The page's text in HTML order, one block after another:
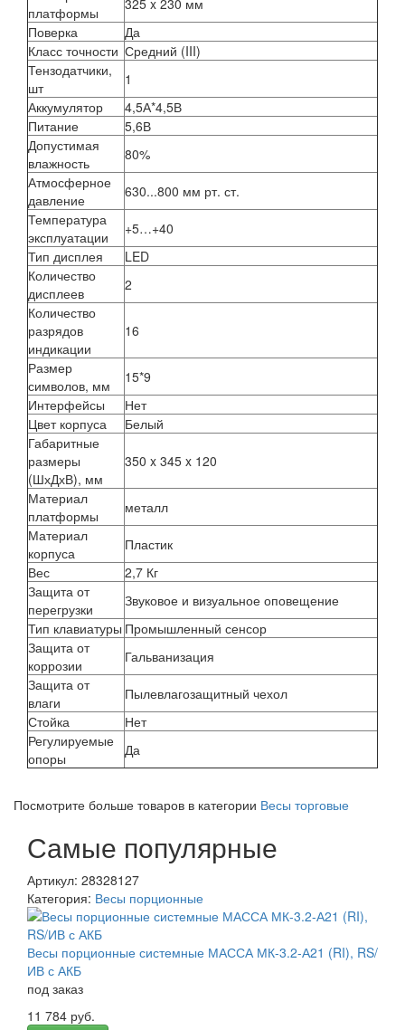
платформы
325 x 230 мм
Поверка
Да
Класс точности Средний (III)
Тензодатчики,
шт
1
Аккумулятор
4,5А*4,5В
Питание
5,6В
Допустимая
влажность
80%
Атмосферное
давление
630...800 мм рт. ст.
Температура
эксплуатации
+5…+40
Тип дисплея
LED
Количество
дисплеев
2
Количество
разрядов
индикации
16
Размер
символов, мм
15*9
Интерфейсы
Нет
Цвет корпуса
Белый
Габаритные
размеры
(ШхДхВ), мм
350 x 345 x 120
Материал
платформы
металл
Материал
корпуса
Пластик
Вес
2,7 Кг
Защита от
перегрузки
Звуковое и визуальное оповещение
Тип клавиатуры Промышленный сенсор
Защита от
коррозии
Гальванизация
Защита от
влаги
Пылевлагозащитный чехол
Стойка
Нет
Регулируемые
опоры
Да
Посмотрите больше товаров в категории Весы торговые
Самые популярные
Артикул: 28328127
Категория: Весы порционные
Весы порционные системные МАССА МК-3.2-А21 (RI), RS/
ИВ с АКБ
под заказ
11 784 руб.